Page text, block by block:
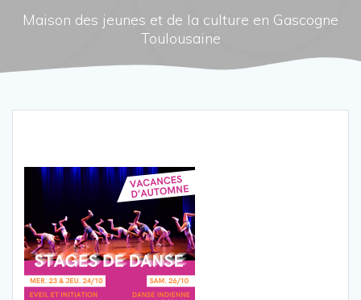
Maison des jeunes et de la culture en Gascogne
Toulousaine